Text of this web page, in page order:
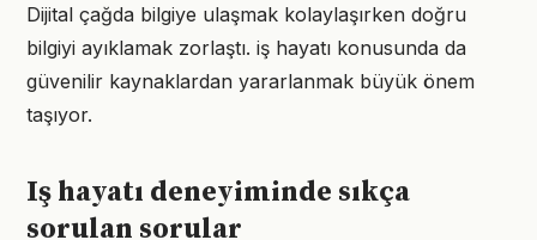
Dijital çağda bilgiye ulaşmak kolaylaşırken doğru
bilgiyi ayıklamak zorlaştı. iş hayatı konusunda da
güvenilir kaynaklardan yararlanmak büyük önem
taşıyor.
Iş hayatı deneyiminde sıkça
sorulan sorular